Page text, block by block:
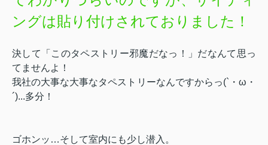
ングは貼り付けされておりました！
決して「このタペストリー邪魔だなっ！」だなんて思っ
てませんよ！
我社の大事な大事なタペストリーなんですからっ(`・ω・
´)...多分！
ゴホンッ…そして室内にも少し潜入。